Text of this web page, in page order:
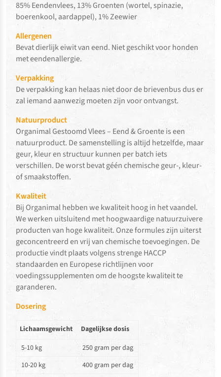
85% Eendenvlees, 13% Groenten (wortel, spinazie,
boerenkool, aardappel), 1% Zeewier
Allergenen
Bevat dierlijk eiwit van eend. Niet geschikt voor honden
met eendenallergie.
Verpakking
De verpakking kan helaas niet door de brievenbus dus er
zal iemand aanwezig moeten zijn voor ontvangst.
Natuurproduct
Organimal Gestoomd Vlees – Eend & Groente is een
natuurproduct. De samenstelling is altijd hetzelfde, maar
geur, kleur en structuur kunnen per batch iets
verschillen. De worst bevat géén chemische geur-, kleur-
of smaakstoffen.
Kwaliteit
Bij Organimal hebben we kwaliteit hoog in het vaandel.
We werken uitsluitend met hoogwaardige natuurzuivere
producten van hoge kwaliteit. Onze formules zijn uiterst
geconcentreerd en vrij van chemische toevoegingen. De
productie vindt plaats volgens strenge HACCP
standaarden en Europese richtlijnen voor
voedingssupplementen om de hoogste kwaliteit te
garanderen.
Dosering
Lichaamsgewicht
Dagelijkse dosis
5-10 kg
250 gram per dag
10-20 kg
400 gram per dag